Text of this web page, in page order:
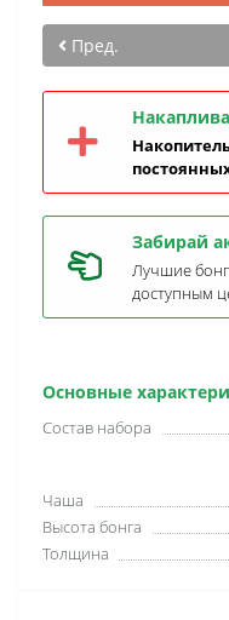
Основные
Состав набора
Чаша
Высота бонга
Толщина
Пред.
Забирай
Лучшие
доступным